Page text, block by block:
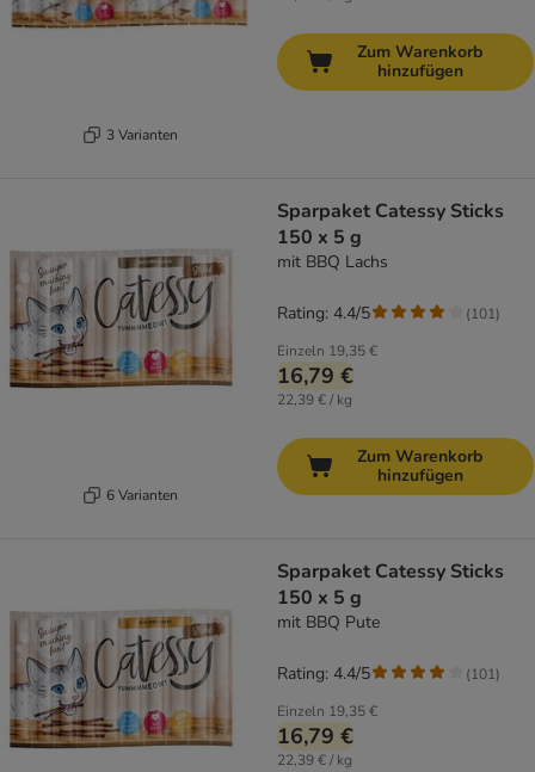
3 Varianten
Zum Warenkorb
hinzufügen
6 Varianten
Sparpaket Catessy Sticks
150 x 5 g
mit BBQ Lachs
Einzeln 19,35 €
16,79 €
22,39 € / kg
Rating: 4.4/5 (101)
Zum Warenkorb
hinzufügen
Sparpaket Catessy Sticks
150 x 5 g
mit BBQ Pute
Einzeln 19,35 €
16,79 €
22,39 € / kg
Rating: 4.4/5 (101)